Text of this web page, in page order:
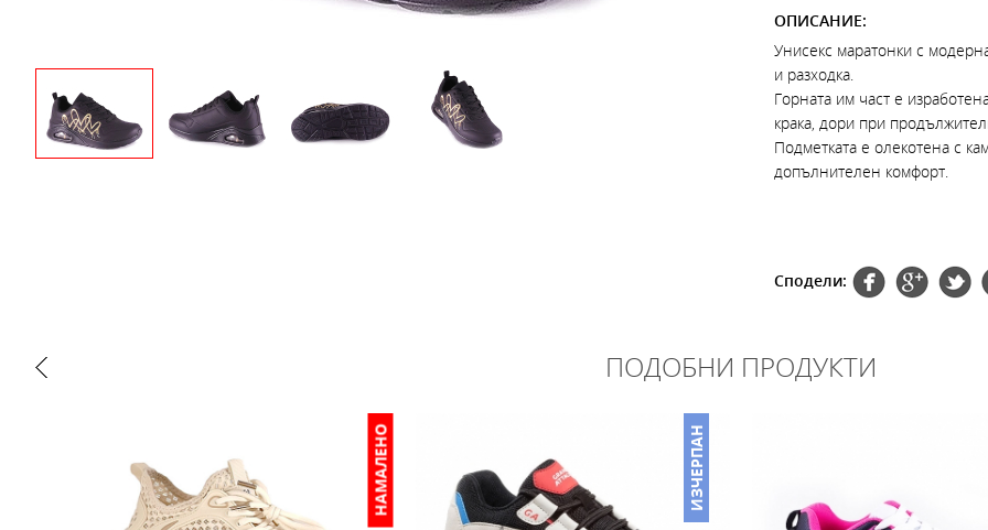
ОПИСАНИЕ:
Унисекс маратонки с
и разходка.
Горната им част е
крака, дори при
Подметката е олекотена с
допълнителен комфорт.
Сподели:
ПОДОБНИ ПРОДУКТИ
НАМАЛЕНО ИЗЧЕРПАН